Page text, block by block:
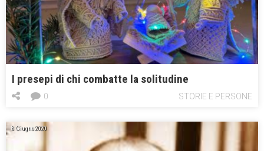
I presepi di chi combatte la solitudine
STORIE E PERSONE
0
8 Giugno 2020